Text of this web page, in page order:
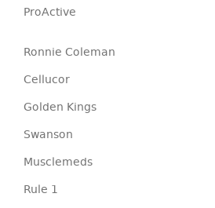
ProActive
Ronnie Coleman
Cellucor
Golden Kings
Swanson
Musclemeds
Rule 1